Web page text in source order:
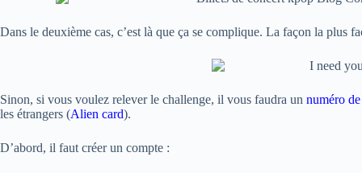
Dans le deuxième cas, c’est là que ça se complique. La façon la plus
Sinon, si vous voulez relever le challenge, il vous faudra un numéro
les étrangers (Alien card).
D’abord, il faut créer un compte :